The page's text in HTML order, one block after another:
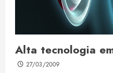
Alta tecnologia
27/03/2009